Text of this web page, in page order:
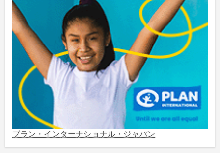
2023年5月 (2)
2023年4月
2022年1月
2021年5月 (3)
2021年3月 (1)
プラン・インターナショナル・ジャパン